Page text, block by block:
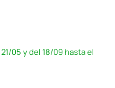
05 y del 18/09 hasta el